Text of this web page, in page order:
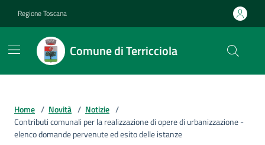
Regione Toscana
Comune di Terricciola
Home / Novità / Notizie /
Contributi comunali per la realizzazione di opere di urbanizzazione -
elenco domande pervenute ed esito delle istanze